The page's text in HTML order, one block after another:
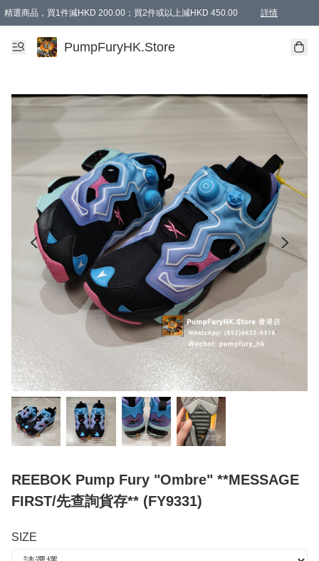
精選商品，買1件減HKD 200.00；買2件或以上減HKD 450.00 詳情
AAPE商品,會員專享9折或以上（按會員等級）AAPE products, members can
精選商品，任選買2件或以上減HKD 100.00
購物滿 HKD 800.00即享免運費優惠！（適用於 特定的送貨方式 )
PumpFuryHK.Store
REEBOK Pump Fury "Ombre" **MESSAGE
FIRST/先查詢貨存** (FY9331)
SIZE